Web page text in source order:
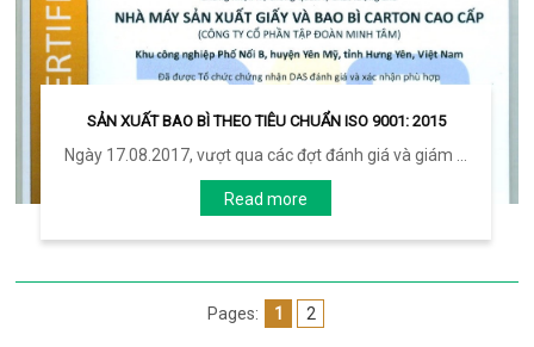
SẢN XUẤT BAO BÌ THEO TIÊU CHUẨN ISO 9001: 2015
Ngày 17.08.2017, vượt qua các đợt đánh giá và giám ...
Read more
Pages: 1 2